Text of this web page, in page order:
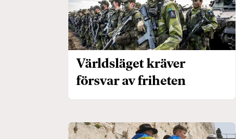
Världsläget kräver
försvar av friheten